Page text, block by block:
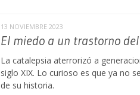
13 NOVIEMBRE 2023
El miedo a un trastorno
La catalepsia aterrorizó a
siglo XIX. Lo curioso es que ya no
de su historia.